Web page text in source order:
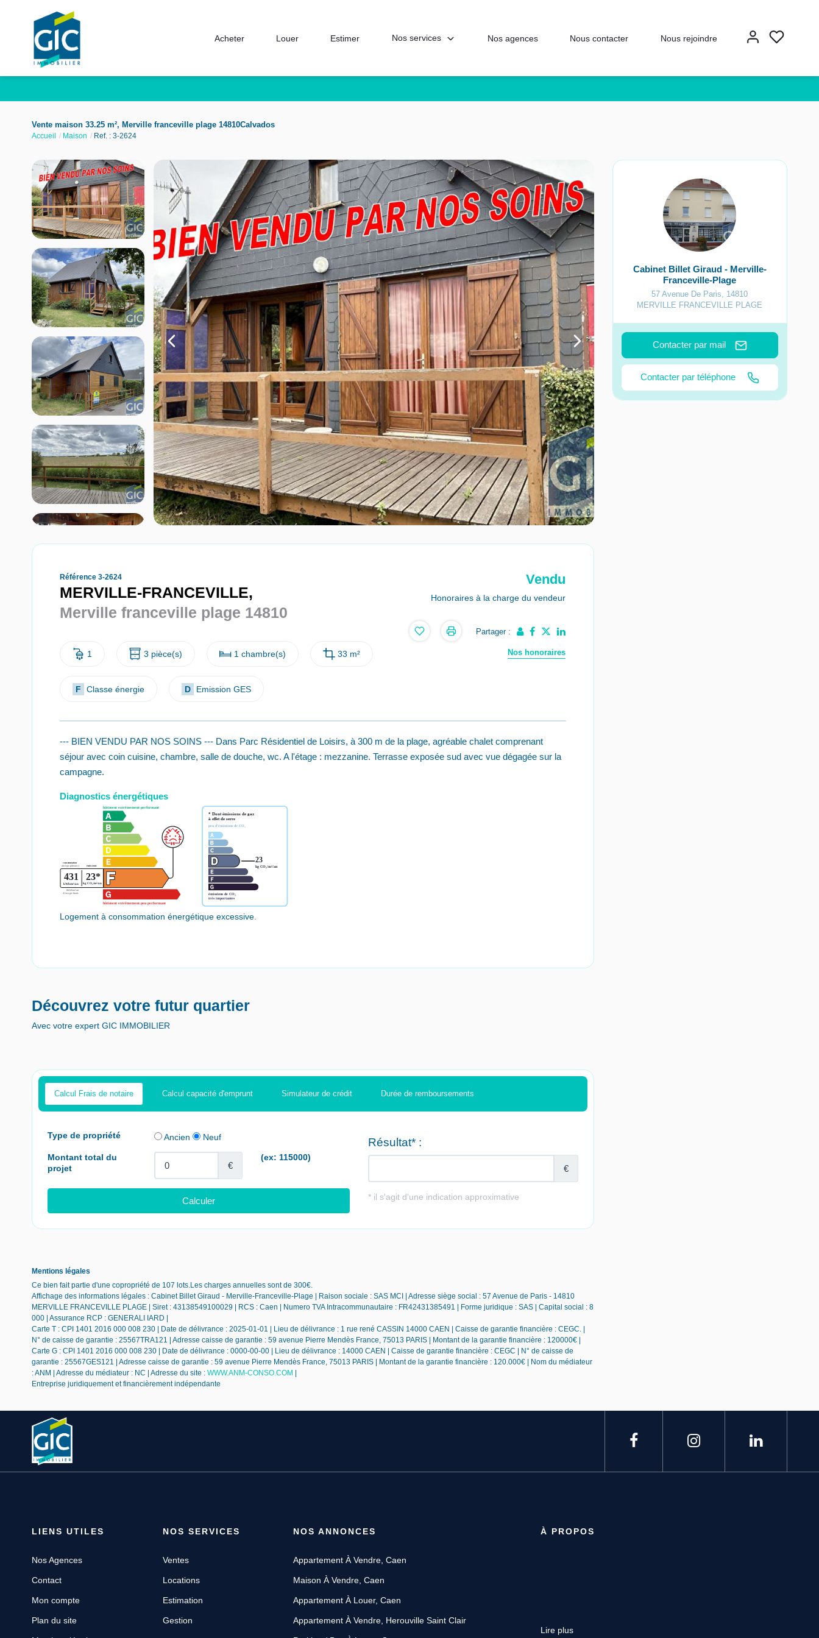
Acheter Louer Estimer Nos services Nos agences Nous contacter Nous rejoindre
Vente maison 33.25 m², Merville franceville plage 14810Calvados
Accueil Maison Ref. : 3-2624
Référence 3-2624
MERVILLE-FRANCEVILLE,
Merville franceville plage 14810
1 3 pièce(s) 1 chambre(s) 33 m²
F Classe énergie D Emission GES
Vendu
Honoraires à la charge du vendeur
Partager :
Nos honoraires
--- BIEN VENDU PAR NOS SOINS --- Dans Parc Résidentiel de Loisirs, à 300 m de la plage, agréable chalet comprenant
séjour avec coin cuisine, chambre, salle de douche, wc. A l'étage : mezzanine. Terrasse exposée sud avec vue dégagée sur la
campagne.
Diagnostics énergétiques
Logement à consommation énergétique excessive.
Découvrez votre futur quartier
Avec votre expert GIC IMMOBILIER
Calcul Frais de notaire Calcul capacité d'emprunt Simulateur de crédit Durée de remboursements
Cabinet Billet Giraud - Merville-
Franceville-Plage
57 Avenue De Paris, 14810
MERVILLE FRANCEVILLE PLAGE
Contacter par mail
Contacter par téléphone
Mentions légales
Ce bien fait partie d'une copropriété de 107 lots.Les charges annuelles sont de 300€.
Affichage des informations légales : Cabinet Billet Giraud - Merville-Franceville-Plage | Raison sociale : SAS MCI | Adresse siège social : 57 Avenue de Paris - 14810
MERVILLE FRANCEVILLE PLAGE | Siret : 43138549100029 | RCS : Caen | Numero TVA Intracommunautaire : FR42431385491 | Forme juridique : SAS | Capital social : 8
000 | Assurance RCP : GENERALI IARD |
Carte T : CPI 1401 2016 000 008 230 | Date de délivrance : 2025-01-01 | Lieu de délivrance : 1 rue rené CASSIN 14000 CAEN | Caisse de garantie financière : CEGC. |
N° de caisse de garantie : 25567TRA121 | Adresse caisse de garantie : 59 avenue Pierre Mendès France, 75013 PARIS | Montant de la garantie financière : 120000€ |
Carte G : CPI 1401 2016 000 008 230 | Date de délivrance : 0000-00-00 | Lieu de délivrance : 14000 CAEN | Caisse de garantie financière : CEGC | N° de caisse de
garantie : 25567GES121 | Adresse caisse de garantie : 59 avenue Pierre Mendès France, 75013 PARIS | Montant de la garantie financière : 120.000€ | Nom du médiateur
: ANM | Adresse du médiateur : NC | Adresse du site : WWW.ANM-CONSO.COM |
Entreprise juridiquement et financièrement indépendante
LIENS UTILES
Nos Agences
Contact
Mon compte
Plan du site
NOS SERVICES
Ventes
Locations
Estimation
Gestion
NOS ANNONCES
Appartement À Vendre, Caen
Maison À Vendre, Caen
Appartement À Louer, Caen
Appartement À Vendre, Herouville Saint Clair
À PROPOS
Lire plus